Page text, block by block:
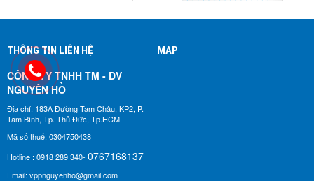
THÔNG TIN LIÊN HỆ
CÔNG TY TNHH TM - DV
NGUYÊN HỒ​
Địa chỉ: 183A Đường Tam Châu, KP2, P.
Tam Bình, Tp. Thủ Đức, Tp.HCM
Mã số thuế: 0304750438
Hotline : 0918 289 340- 0767168137
Email: vppnguyenho@gmail.com
MAP